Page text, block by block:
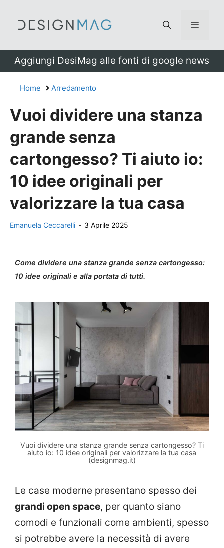
Menu
Aggiungi DesiMag alle fonti di google news
Home Arredamento
Vuoi dividere una stanza
grande senza
cartongesso? Ti aiuto io:
10 idee originali per
valorizzare la tua casa
Emanuela Ceccarelli - 3 Aprile 2025
Come dividere una stanza grande senza cartongesso:
10 idee originali e alla portata di tutti.
Vuoi dividere una stanza grande senza cartongesso? Ti
aiuto io: 10 idee originali per valorizzare la tua casa
(designmag.it)
Le case moderne presentano spesso dei
grandi open space, per quanto siano
comodi e funzionali come ambienti, spesso
si potrebbe avere la necessità di avere